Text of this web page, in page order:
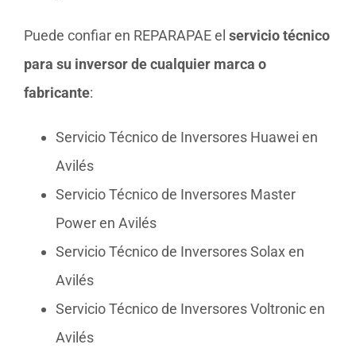
Puede confiar en REPARAPAE el servicio técnico
para su inversor de cualquier marca o
fabricante:
Servicio Técnico de Inversores Huawei en
Avilés
Servicio Técnico de Inversores Master
Power en Avilés
Servicio Técnico de Inversores Solax en
Avilés
Servicio Técnico de Inversores Voltronic en
Avilés